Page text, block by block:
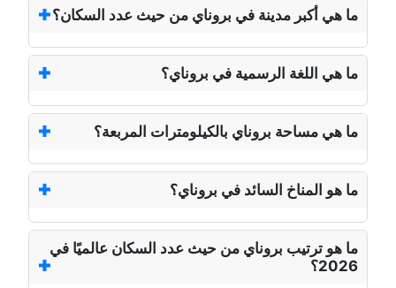
ما هي أكبر مدينة في بروناي من حيث عدد السكان؟
ما هي اللغة الرسمية في بروناي؟
ما هي مساحة بروناي بالكيلومترات المربعة؟
ما هو المناخ السائد في بروناي؟
ما هو ترتيب بروناي من حيث عدد السكان عالميًا في
2026؟